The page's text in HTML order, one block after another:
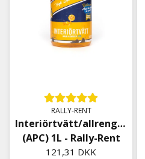
RALLY-RENT
Interiörtvätt/allrengöring
(APC) 1L - Rally-Rent
121,31 DKK